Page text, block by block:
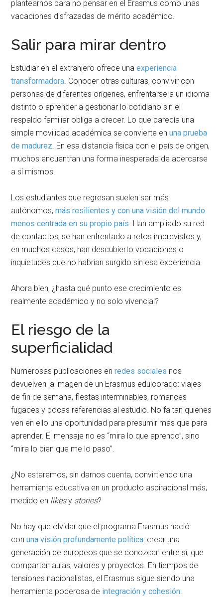
plantearnos para no pensar en el Erasmus como unas
vacaciones disfrazadas de mérito académico.
Salir para mirar dentro
Estudiar en el extranjero ofrece unaexperiencia
transformadora . Conocer otras culturas, convivir con
personas de diferentes orígenes, enfrentarse a un idioma
distinto o aprender a gestionar lo cotidiano sin el
respaldo familiar obliga a crecer. Lo que parecía una
simple movilidad académica se convierte enuna prueba
de madurez . En esa distancia física con el país de origen,
muchos encuentran una forma inesperada de acercarse
a sí mismos.
Los estudiantes que regresan suelen ser más
autónomos,más resilientes y con una visión del mundo
menos centrada en su propio país . Han ampliado su red
de contactos, se han enfrentado a retos imprevistos y,
en muchos casos, han descubierto vocaciones o
inquietudes que no habrían surgido sin esa experiencia.
Ahora bien, ¿hasta qué punto ese crecimiento es
realmente académico y no solo vivencial?
El riesgo de la
superficialidad
Numerosas publicaciones enredes sociales nos
devuelven la imagen de un Erasmus edulcorado: viajes
de fin de semana, fiestas interminables, romances
fugaces y pocas referencias al estudio. No faltan quienes
ven en ello una oportunidad para presumir más que para
aprender. El mensaje no es “mira lo que aprendo”, sino
“mira lo bien que me lo paso”.
¿No estaremos, sin darnos cuenta, convirtiendo una
herramienta educativa en un producto aspiracional más,
medido en likesy stories?
No hay que olvidar que el programa Erasmus nació
conuna visión profundamente política: crear una
generación de europeos que se conozcan entre sí, que
compartan aulas, valores y proyectos. En tiempos de
tensiones nacionalistas, el Erasmus sigue siendo una
herramienta poderosa de integración y cohesión